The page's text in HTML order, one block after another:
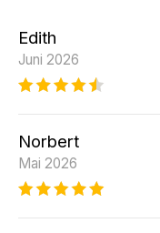
Edith
Juni 2026
Norbert
Mai 2026